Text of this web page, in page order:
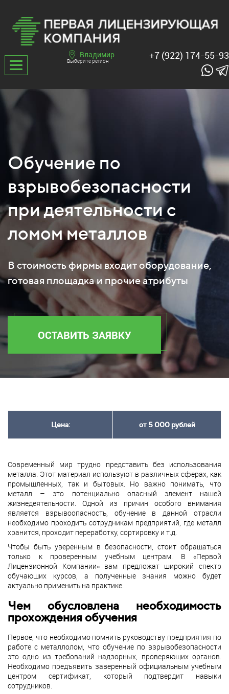
Владимир
Выберите регион +7 (922) 174-55-93
Обучение по
взрывобезопасности
при деятельности с
ломом металлов
В стоимость фирмы входит оборудование,
готовая площадка и прочие атрибуты
ОСТАВИТЬ ЗАЯВКУ
Цена: от 5 000 рублей
Современный мир трудно представить без использования
металла. Этот материал используют в различных сферах, как
промышленных, так и бытовых. Но важно понимать, что
металл – это потенциально опасный элемент нашей
жизнедеятельности. Одной из причин особого внимания
является взрывоопасность, обучение в данной отрасли
необходимо проходить сотрудникам предприятий, где металл
хранится, проходит переработку, сортировку и т.д.
Чтобы быть уверенным в безопасности, стоит обращаться
только к проверенным учебным центрам. В «Первой
Лицензионной Компании» вам предложат широкий спектр
обучающих курсов, а полученные знания можно будет
актуально применить на практике.
Чем обусловлена необходимость
прохождения обучения
Первое, что необходимо помнить руководству предприятия по
работе с металлолом, что обучение по взрывобезопасности
это одно из требований надзорных, проверяющих органов.
Необходимо предъявить заверенный официальным учебным
центром сертификат, который подтвердит навыки
сотрудников.